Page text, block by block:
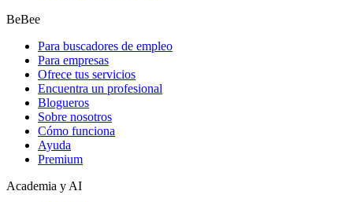
BeBee
Para buscadores de empleo
Para empresas
Ofrece tus servicios
Encuentra un profesional
Blogueros
Sobre nosotros
Cómo funciona
Ayuda
Premium
Academia y AI